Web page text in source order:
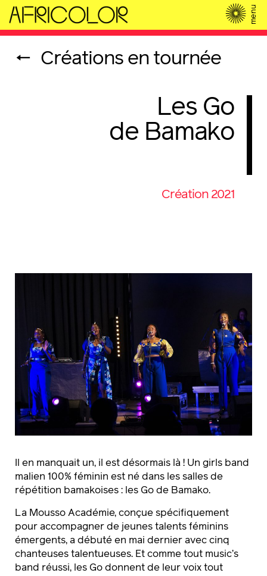
menu
← Créations en tournée
Les Go
de Bamako
Création 2021
Il en manquait un, il est désormais là ! Un girls band
malien 100% féminin est né dans les salles de
répétition bamakoises : les Go de Bamako.
La Mousso Académie, conçue spécifiquement
pour accompagner de jeunes talents féminins
émergents, a débuté en mai dernier avec cinq
chanteuses talentueuses. Et comme tout music’s
band réussi, les Go donnent de leur voix tout